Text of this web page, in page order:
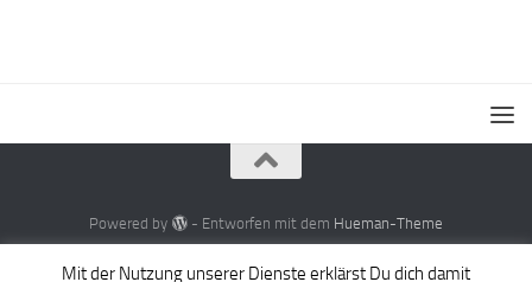
Powered by - Entworfen mit dem Hueman-Theme
Mit der Nutzung unserer Dienste erklärst Du dich damit